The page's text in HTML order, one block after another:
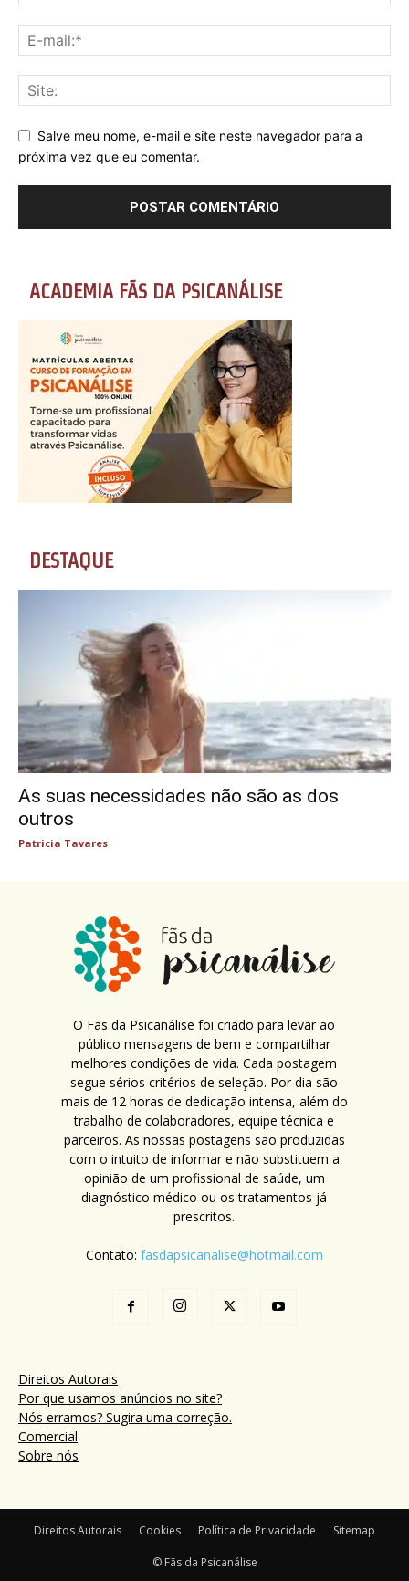
Salve meu nome, e-mail e site neste navegador para a
próxima vez que eu comentar.
ACADEMIA FÃS DA PSICANÁLISE
DESTAQUE
As suas necessidades não são as dos
outros
Patricia Tavares
O Fãs da Psicanálise foi criado para levar ao
público mensagens de bem e compartilhar
melhores condições de vida. Cada postagem
segue sérios critérios de seleção. Por dia são
mais de 12 horas de dedicação intensa, além do
trabalho de colaboradores, equipe técnica e
parceiros. As nossas postagens são produzidas
com o intuito de informar e não substituem a
opinião de um profissional de saúde, um
diagnóstico médico ou os tratamentos já
prescritos.
Contato: fasdapsicanalise@hotmail.com
Direitos Autorais
Por que usamos anúncios no site?
Nós erramos? Sugira uma correção.
Comercial
Sobre nós
Direitos Autorais Cookies Política de Privacidade Sitemap
© Fãs da Psicanálise